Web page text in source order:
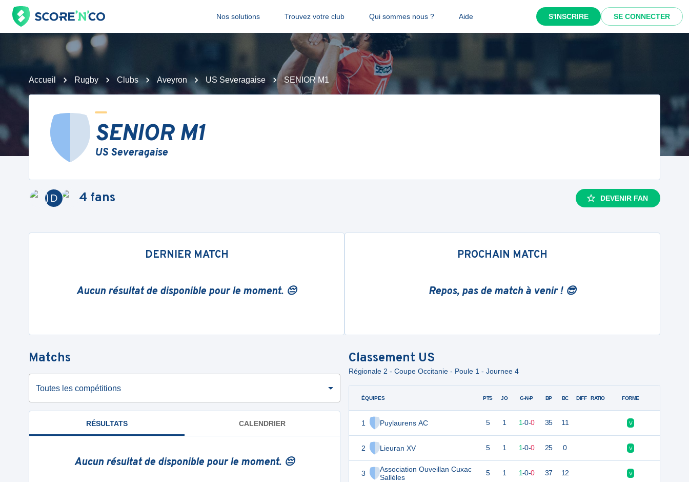
Nos solutions Trouvez votre club Qui sommes nous ? Aide S'INSCRIRE SE CONNECTER
Accueil Rugby Clubs Aveyron US Severagaise SENIOR M1
SENIOR M1
US Severagaise
D 4 fans DEVENIR FAN
DERNIER MATCH
Aucun résultat de disponible pour le moment. 😔
PROCHAIN MATCH
Repos, pas de match à venir ! 😎
Matchs
Toutes les compétitions
RÉSULTATS CALENDRIER
Aucun résultat de disponible pour le moment. 😔
Classement US
Régionale 2 - Coupe Occitanie - Poule 1 - Journee 4
ÉQUIPES
1 Puylaurens AC
2 Lieuran XV
3
Association Ouveillan Cuxac
Sallèles
PTS JO G-N-P BP BC DIFF RATIO FORME
5 1 1-0-0 35 11 V
5 1 1-0-0 25 0 V
5 1 1-0-0 37 12 V